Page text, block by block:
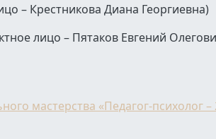
– Крестникова Диана Георгиевна)
лицо – Пятаков Евгений
мастерства «Педагог-психолог –